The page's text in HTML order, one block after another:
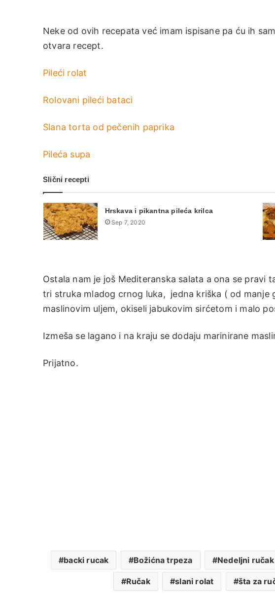
Neke od ovih recepata već imam ispisane pa ću ih
otvara recept.
Pileći rolat
Rolovani pileći bataci
Slana torta od pečenih paprika
Pileća supa
Slični recepti
Hrskava i pikantna pileća krilca
Sep 7, 2020
Ostala nam je još Mediteranska salata a ona se pravi
tri struka mladog crnog luka, jedna kriška ( od manje
maslinovim uljem, okiseli jabukovim sirćetom i malo
Izmeša se lagano i na kraju se dodaju marinirane
Prijatno.
backi rucak Božićna trpeza Nedeljni ručak
Ručak slani rolat šta za